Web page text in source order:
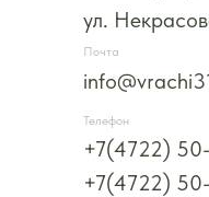
Почта
Телефон
ул.
+7(4722)
+7(4722)